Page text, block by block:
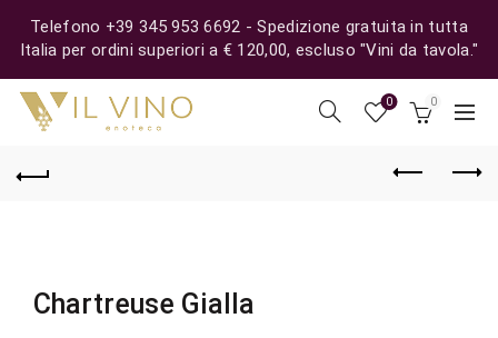
Telefono +39 345 953 6692 - Spedizione gratuita in tutta
Italia per ordini superiori a € 120,00, escluso "Vini da tavola."
0 0
Chartreuse Gialla